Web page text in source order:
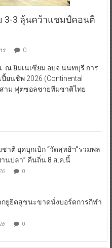
3-3 ลุ้นคว้าแชมป์คอนติ
ร 0
. ณ ยิมเนเซียม อบจ.นนทบุรี การ
นชิพ 2026 (Continental
าม ฟุตซอลชายทีมชาติไทย
าติ ยุคบุกเบิก “วัดสุทธิฯ”รวมพล
านปลา” คืนถิ่น 8 ส.ค.นี้
0
กยูยิตสูชนะขาดนั่งบอร์ดการกีฬา
0